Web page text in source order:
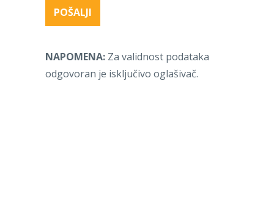
NAPOMENA: Za validnost podataka
odgovoran je isključivo oglašivač.